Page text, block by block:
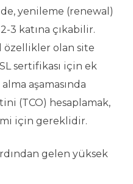
yenileme (renewal)
3 katına çıkabilir.
özellikler olan site
sertifikası için ek
aşamasında
(TCO) hesaplamak,
için gereklidir.
gelen yüksek